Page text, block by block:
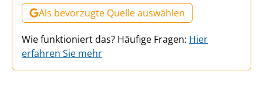
Als bevorzugte Quelle auswählen
Wie funktioniert das? Häufige Fragen: Hier
erfahren Sie mehr